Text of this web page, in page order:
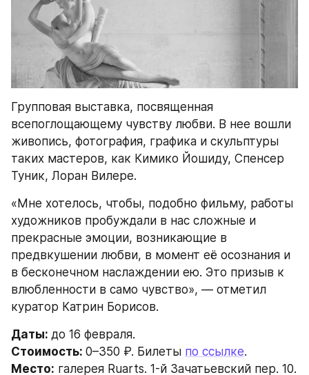
Групповая выставка, посвященная
всепоглощающему чувству любви. В нее вошли
живопись, фотография, графика и скульптуры
таких мастеров, как Кимико Йошиду, Спенсер
Туник, Лоран Вилере.
«Мне хотелось, чтобы, подобно фильму, работы
художников пробуждали в нас сложные и
прекрасные эмоции, возникающие в
предвкушении любви, в момент её осознания и
в бесконечном наслаждении ею. Это призыв к
влюбленности в само чувство», — отметил
куратор Катрин Борисов.
Даты: до 16 февраля.
Стоимость: 0–350 ₽. Билеты по ссылке.
Место: галерея Ruarts. 1-й Зачатьевский пер. 10.